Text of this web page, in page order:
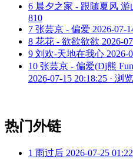
6 晨夕之家 - 跟随夏风 游
810
7 张芸京 - 偏爱 2026-07-
8 花花 - 欲欲欲欲 2026-
9 刘欢-天地在我心 2026-
10 张芸京 - 偏爱(Dj熊
2026-07-15 20:18:25 · 浏
热门外链
1 雨过后 2026-07-25